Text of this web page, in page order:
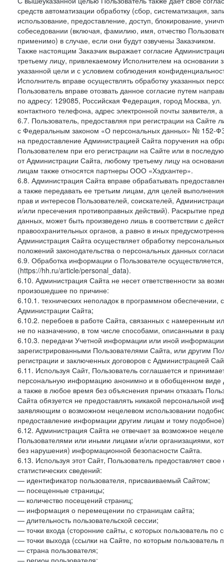
средств автоматизации обработку (сбор, систематизация,
использование, предоставление, доступ, блокирование,
собеседовании (включая, фамилию, имя, отчество
применимо) в случае, если они будут озвучены Заказчиком.
Также настоящим Заказчик выражает согласие
третьему лицу, привлекаемому Исполнителем на основании
указанной цели и с условием соблюдения
Исполнитель вправе осуществлять обработку указанных
Пользователь вправе отозвать данное согласие путем
по адресу: 129085, Российская Федерация, город Москва,
контактного телефона, адрес электронной почты
6.7. Пользователь, предоставляя при регистрации на
с Федеральным законом «О персональных данных» № 152-
на предоставление Администрацией Сайта поручения на
Пользователем при его регистрации на Сайте или в
от Администрации Сайта, любому третьему лицу на
лицам также относятся партнеры ООО «Хэдхантер».
6.8. Администрация Сайта вправе обрабатывать
а также передавать ее третьим лицам, для целей
прав и интересов Пользователей, соискателей,
и/или пресечения противоправных действий). Раскрытие
данных, может быть произведено лишь в соответствии с
правоохранительных органов, а равно в иных
Администрация Сайта осуществляет обработку
положений законодательства о персональных данных
6.9. Обработка информации о Пользователе
(https://hh.ru/article/personal_data).
6.10. Администрация Сайта не несет ответственности за
произошедшее по причине:
6.10.1. технических неполадок в программном
Администрации Сайта;
6.10.2. перебоев в работе Сайта, связанных с намеренным
не по назначению, в том числе способами, описанными в
6.10.3. передачи Учетной информации или иной
зарегистрированными Пользователями Сайта, или другим
регистрации и заключенных договоров с Администрацией
6.11. Используя Сайт, Пользователь соглашается и
персональную информацию анонимно и в обобщенном виде
а также в любое время без объяснения причин отказать
Сайта обязуется не предоставлять никакой персональной
заявляющим о возможном нецелевом использовании
предоставление информации другим лицам и тому
6.12. Администрация Сайта не отвечает за возможное
Пользователями или иными лицами и/или организациями,
без нарушения) информационной безопасности Сайта.
6.13. Используя этот Сайт, Пользователь предоставляет
статистических сведений:
— идентификатор пользователя, присваиваемый Сайтом;
— посещенные страницы;
— количество посещений страниц;
— информация о перемещении по страницам сайта;
— длительность пользовательской сессии;
— точки входа (сторонние сайты, с которых пользователь по
— точки выхода (ссылки на Сайте, по которым пользователь
— страна пользователя;
— регион пользователя;